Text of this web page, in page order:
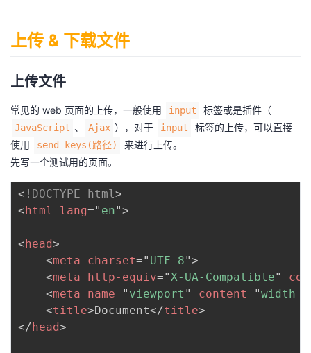
上传 & 下载文件
上传文件
常见的 web 页面的上传，一般使用 input 标签或是插件（
JavaScript 、 Ajax ），对于 input
标签的上传，可以直接
使用
send_keys(路径)
来进行上传。
先写一个测试用的页面。
<! DOCTYPE html>
< html lang=" en">
< head>
<meta charset=" UTF-8">
<meta http-equiv="X-UA-Compatible"
<meta name=" viewport " content="
<title>Document</title>
</ head>